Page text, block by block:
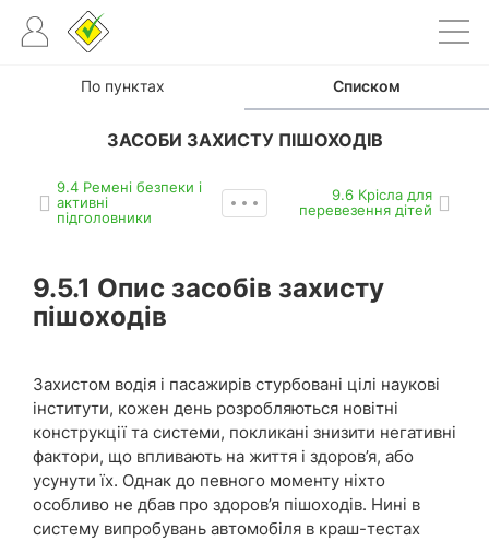
По пунктах Списком
ЗАСОБИ ЗАХИСТУ ПІШОХОДІВ
9.4 Ремені безпеки і
активні
підголовники
9.6 Крісла для
перевезення дітей
9.5.1 Опис засобів захисту
пішоходів
Захистом водія і пасажирів стурбовані цілі наукові
інститути, кожен день розробляються новітні
конструкції та системи, покликані знизити негативні
фактори, що впливають на життя і здоров’я, або
усунути їх. Однак до певного моменту ніхто
особливо не дбав про здоров’я пішоходів. Нині в
систему випробувань автомобіля в краш-тестах